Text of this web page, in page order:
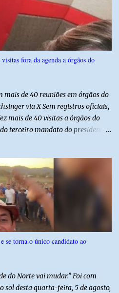
sinais de embriaguez, foi levado
em Mossoró, e autuado em
confirmar a presença de álcool no
No outro veículo estavam
ferimentos leves. A criança, que
gravemente ferida, precisou ser
fora da agenda a órgãos do
mais de 40 reuniões em órgãos do
via X Sem registros oficiais,
mais de 40 visitas a órgãos do
terceiro mandato do presidente
Em duas oportunidades, a
e no gabinete do ministro do
Dias, acompanhada do então
foram registrados nas agendas
aberto nesta quinta-feira,
ele utilizou a influência do pai
a atuação dele contou com a
no Ministério da Saúde e no
se torna o único candidato ao
do Norte vai mudar.” Foi com
sol desta quarta-feira, 5 de agosto,